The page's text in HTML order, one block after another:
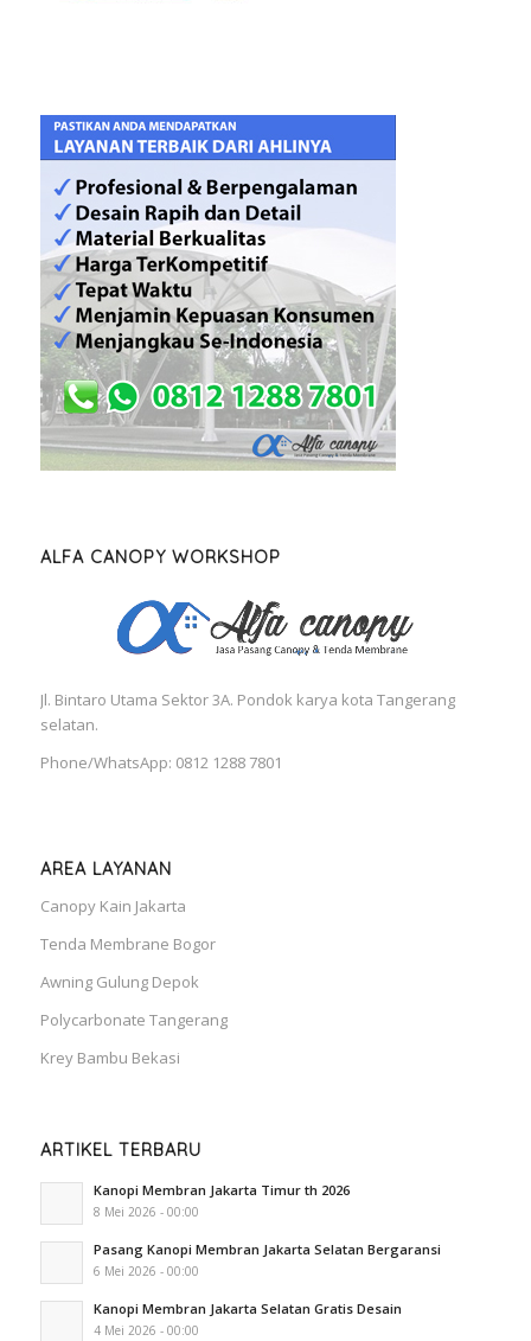
ALFA CANOPY WORKSHOP
Jl. Bintaro Utama Sektor 3A. Pondok karya kota Tangerang
selatan.
Phone/WhatsApp: 0812 1288 7801
AREA LAYANAN
Canopy Kain Jakarta
Tenda Membrane Bogor
Awning Gulung Depok
Polycarbonate Tangerang
Krey Bambu Bekasi
ARTIKEL TERBARU
Kanopi Membran Jakarta Timur th 2026
8 Mei 2026 - 00:00
Pasang Kanopi Membran Jakarta Selatan Bergaransi
6 Mei 2026 - 00:00
Kanopi Membran Jakarta Selatan Gratis Desain
4 Mei 2026 - 00:00